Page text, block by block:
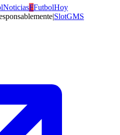
FFutbolHoy
|SlotGMS